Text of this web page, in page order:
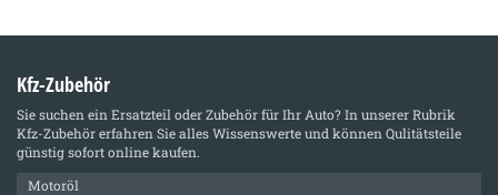
Kfz-Zubehör
Sie suchen ein Ersatzteil oder Zubehör für Ihr Auto? In unserer Rubrik
Kfz-Zubehörerfahren Sie alles Wissenswerte und können Qulitätsteile
günstig sofort online kaufen.
Motoröl